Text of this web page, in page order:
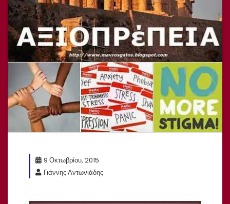
9 Οκτωβρίου, 2015
Γιάννης Αντωνιάδης